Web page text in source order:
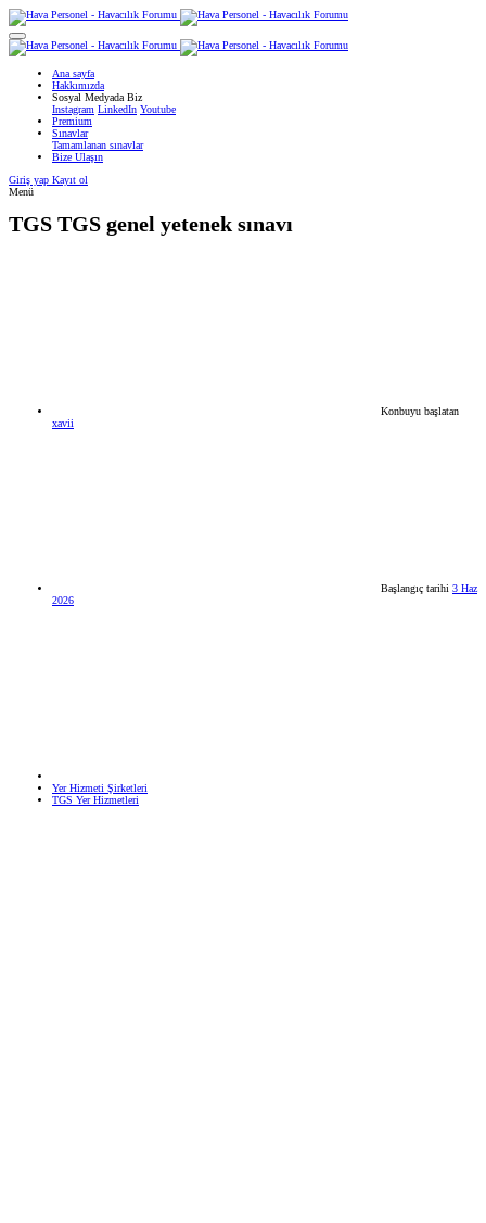
Ana sayfa
Hakkımızda
Sosyal Medyada Biz
Instagram LinkedIn Youtube
Premium
Sınavlar
Tamamlanan sınavlar
Bize Ulaşın
Giriş yap Kayıt ol
Menü
TGS TGS genel yetenek sınavı
Konbuyu başlatan
xavii
Başlangıç tarihi 3 Haz
2026
Yer Hizmeti Şirketleri
TGS Yer Hizmetleri